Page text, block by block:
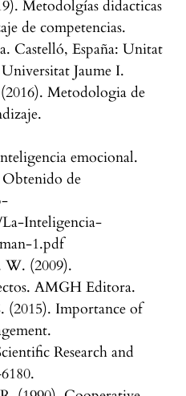
Metodolgías didacticas
de competencias.
Castelló, España: Unitat
Jaume I.
Metodologia de
emocional.
de
Inteligencia-
1.pdf
W. (2009).
AMGH Editora.
(2015). Importance of
Research and